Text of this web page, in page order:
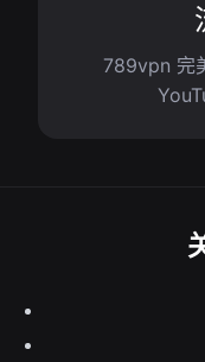
789vpn 完